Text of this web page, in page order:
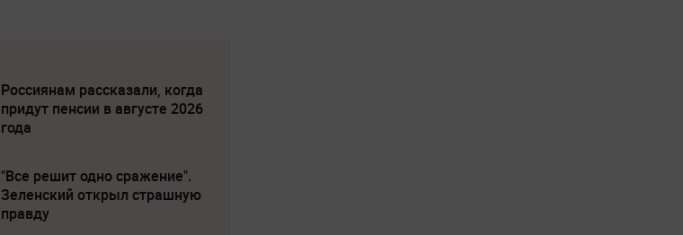
Россиянам рассказали, когда
придут пенсии в августе 2026
года
"Все решит одно сражение".
Зеленский открыл страшную
правду